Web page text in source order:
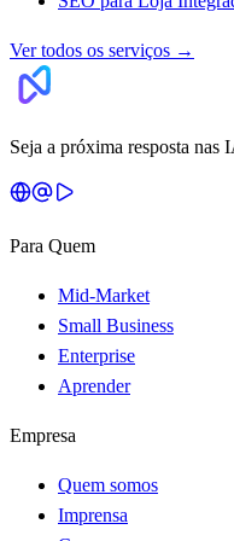
Ver todos os serviços →
Seja a próxima resposta nas
Para Quem
Mid-Market
Small Business
Enterprise
Aprender
Empresa
Quem somos
Imprensa